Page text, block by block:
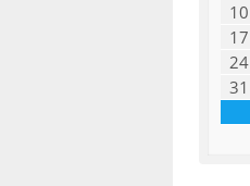
10
17
24
31